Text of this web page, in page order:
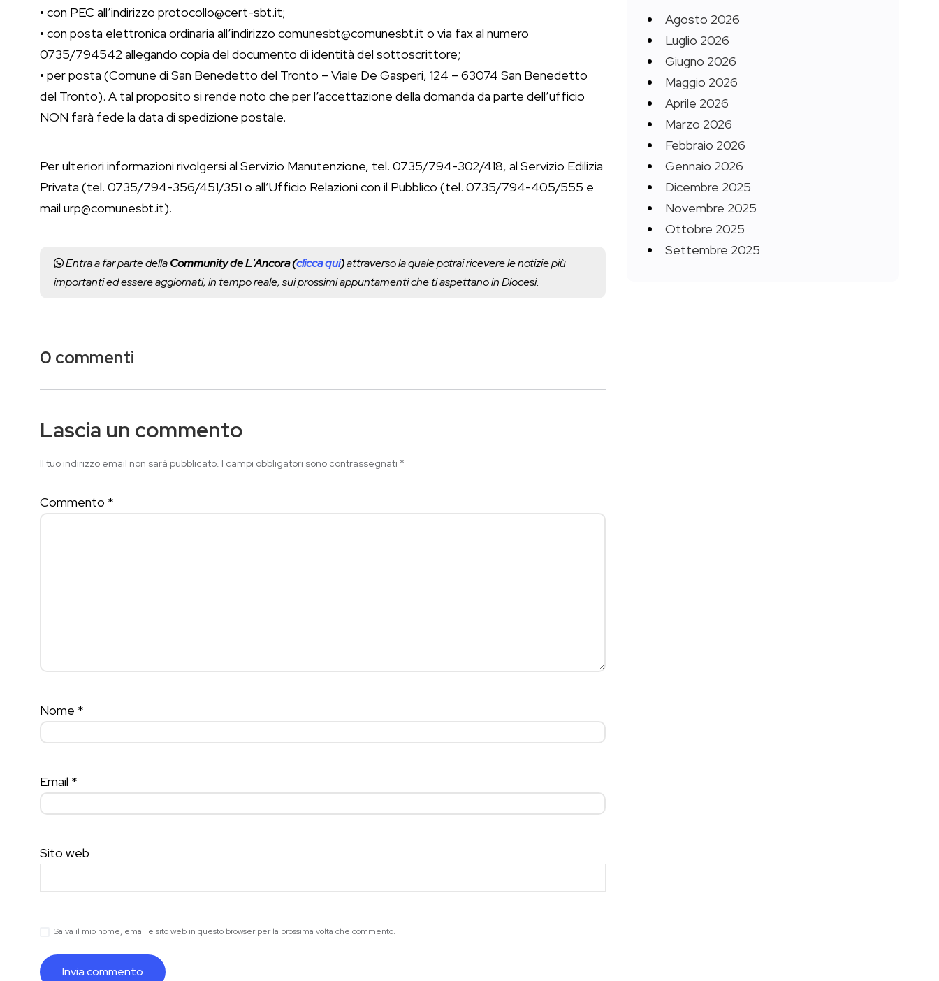
• con PEC all’indirizzo protocollo@cert-sbt.it;
• con posta elettronica ordinaria all’indirizzo comunesbt@comunesbt.it o via fax al numero
0735/794542 allegando copia del documento di identità del sottoscrittore;
• per posta (Comune di San Benedetto del Tronto – Viale De Gasperi, 124 – 63074 San Benedetto
del Tronto). A tal proposito si rende noto che per l’accettazione della domanda da parte dell’ufficio
NON farà fede la data di spedizione postale.
Per ulteriori informazioni rivolgersi al Servizio Manutenzione, tel. 0735/794-302/418, al Servizio Edilizia
Privata (tel. 0735/794-356/451/351 o all’Ufficio Relazioni con il Pubblico (tel. 0735/794-405/555 e
mail urp@comunesbt.it).
Entra a far parte dellaCommunity de L'Ancora (clicca qui)attraverso la quale potrai ricevere le notizie più
importanti ed essere aggiornati, in tempo reale, sui prossimi appuntamenti che ti aspettano in Diocesi.
0 commenti
Lascia un commento
Il tuo indirizzo email non sarà pubblicato. I campi obbligatori sono contrassegnati *
Commento *
Nome *
Email *
Sito web
Salva il mio nome, email e sito web in questo browser per la prossima volta che commento.
Agosto 2026
Luglio 2026
Giugno 2026
Maggio 2026
Aprile 2026
Marzo 2026
Febbraio 2026
Gennaio 2026
Dicembre 2025
Novembre 2025
Ottobre 2025
Settembre 2025